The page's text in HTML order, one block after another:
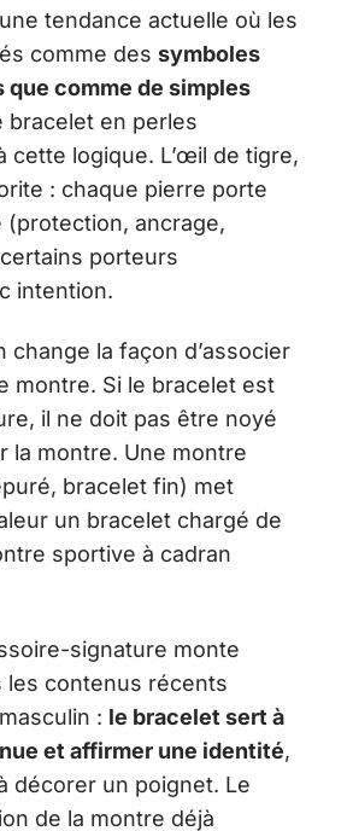
tendance actuelle où les
comme des symboles
que comme de simples
bracelet en perles
cette logique. L’œil de tigre,
: chaque pierre porte
(protection, ancrage,
porteurs
intention.
change la façon d’associer
montre. Si le bracelet est
il ne doit pas être noyé
la montre. Une montre
bracelet fin) met
un bracelet chargé de
sportive à cadran
signature monte
les contenus récents
: le bracelet sert à
et affirmer une identité,
décorer un poignet. Le
de la montre déjà